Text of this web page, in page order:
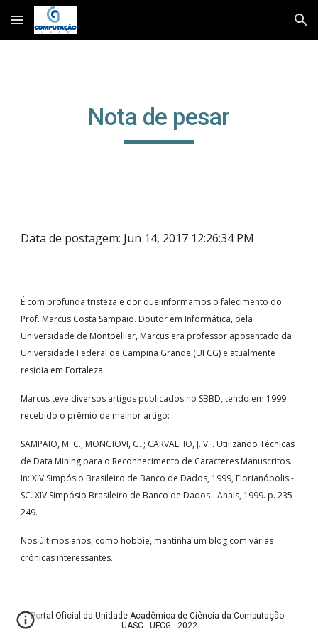
Skip to main content Skip to navigation
Nota de pesar
Data de postagem: Jun 14, 2017 12:26:34 PM
É com profunda tristeza e dor que informamos o falecimento do
Prof. Marcus Costa Sampaio. Doutor em Informática, pela
Universidade de Montpellier, Marcus era professor aposentado da
Universidade Federal de Campina Grande (UFCG) e atualmente
residia em Fortaleza.
Marcus teve diversos artigos publicados no SBBD, tendo em 1999
recebido o prêmio de melhor artigo:
SAMPAIO, M. C.; MONGIOVI, G. ; CARVALHO, J. V. . Utilizando Técnicas
de Data Mining para o Reconhecimento de Caracteres Manuscritos.
In: XIV Simpósio Brasileiro de Banco de Dados, 1999, Florianópolis -
SC. XIV Simpósio Brasileiro de Banco de Dados - Anais, 1999. p. 235-
249.
Nos últimos anos, como hobbie, mantinha um blog com várias
crônicas interessantes.
Portal Oficial da Unidade Acadêmica de Ciência da Computação -
UASC - UFCG - 2022